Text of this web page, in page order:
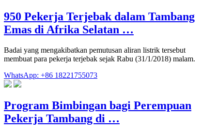
950 Pekerja Terjebak dalam Tambang
Emas di Afrika Selatan …
Badai yang mengakibatkan pemutusan aliran listrik tersebut
membuat para pekerja terjebak sejak Rabu (31/1/2018) malam.
WhatsApp: +86 18221755073
Program Bimbingan bagi Perempuan
Pekerja Tambang di …